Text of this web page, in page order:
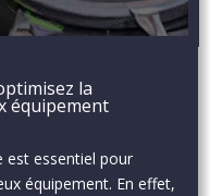
la
équipement
est essentiel pour
équipement. En effet,